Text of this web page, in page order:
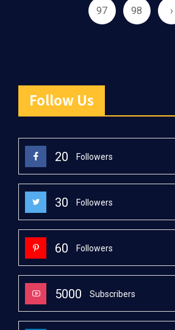
97 98 ›
Follow Us
20 Followers
30 Followers
60 Followers
5000 Subscribers